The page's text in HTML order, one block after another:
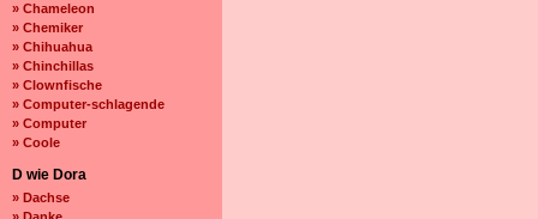
» Chameleon
» Chemiker
» Chihuahua
» Chinchillas
» Clownfische
» Computer-schlagende
» Computer
» Coole
D wie Dora
» Dachse